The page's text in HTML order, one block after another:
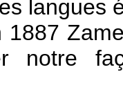
langues
1887
notre